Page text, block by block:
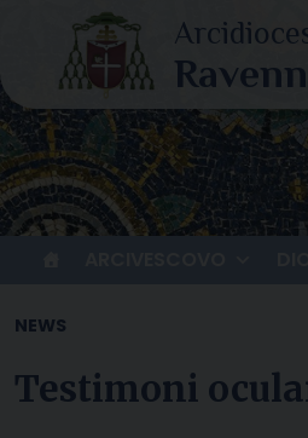
content
NEWS
Testimoni